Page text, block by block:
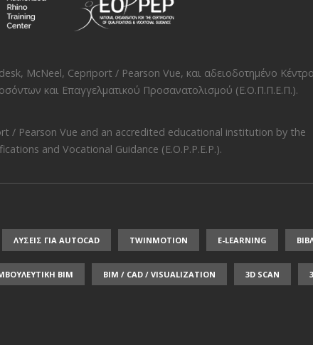
, McNeel, Cepriport / Pearson Vue, και αδειοδοτημένο Κέντρο
και Επαγγελματικού Προσανατολισμού (Ε.Ο.Π.Π.Ε.Π.).
/ Pearson Vue and an accredited educational institution by the
and Vocational Guidance (E.O.P.P.E.P.).
ΛΥΣΕΙΣ ΓΙΑ AUTOCAD TWINMOTION E-LEARNING
ΒΙΜ BIM / CAD / VISUALIZATION 3D SCAN